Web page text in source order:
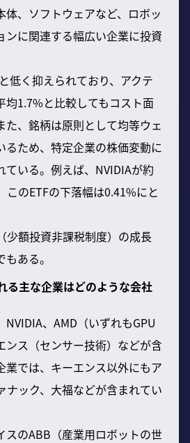
体、ソフトウェアなど、ロボッ
ンに関連する幅広い企業に投資
低く抑えられており、アクテ
均1.7%と比較してもコスト面
た、銘柄は原則として均等ウェ
るため、特定企業の株価変動に
ている。例えば、NVIDIAが約
このETFの下落幅は0.41%にと
少額投資非課税制度）の成長
ある。
る主な企業はどのような会社
、AMD（いずれもGPU
ンス（センサー技術）などが含
業では、キーエンス以外にもア
ナック、大福などが含まれてい
スのABB（産業用ロボットの世